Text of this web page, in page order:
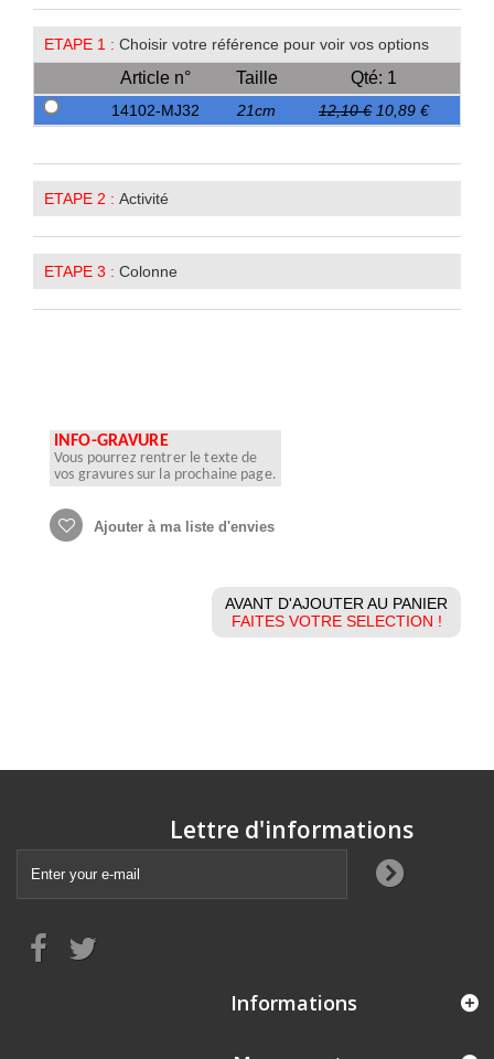
ETAPE 1 : Choisir votre référence pour voir vos options
Article n° Taille Qté: 1
14102-MJ32 21cm 12,10 € 10,89 €
ETAPE 2 : Activité
ETAPE 3 : Colonne
INFO-GRAVURE
Vous pourrez rentrer le texte de
vos gravures sur la prochaine page.
Ajouter à ma liste d'envies
AVANT D'AJOUTER AU PANIER
FAITES VOTRE SELECTION !
Lettre d'informations
Informations